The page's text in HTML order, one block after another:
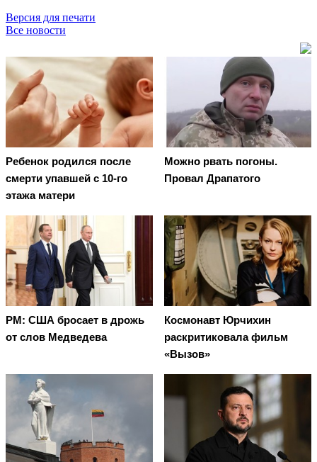
Версия для печати
Все новости
Ребенок родился после
смерти упавшей с 10-го
этажа матери
Можно рвать погоны.
Провал Драпатого
PM: США бросает в дрожь
от слов Медведева
Космонавт Юрчихин
раскритиковала фильм
«Вызов»